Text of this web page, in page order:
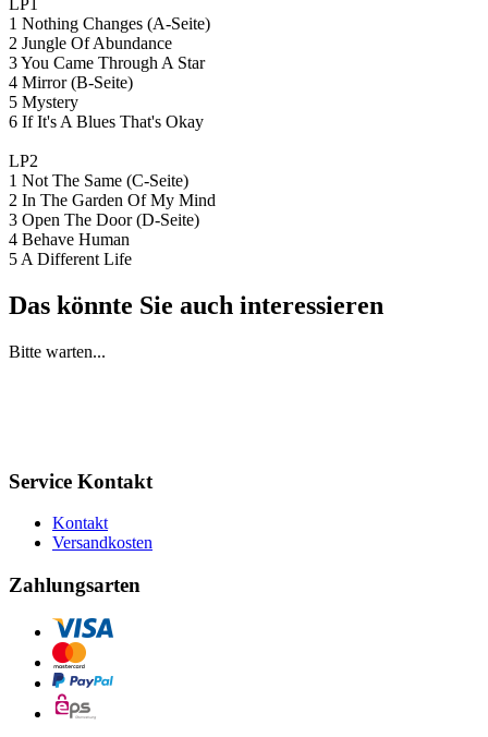
LP1
1 Nothing Changes (A-Seite)
2 Jungle Of Abundance
3 You Came Through A Star
4 Mirror (B-Seite)
5 Mystery
6 If It's A Blues That's Okay
LP2
1 Not The Same (C-Seite)
2 In The Garden Of My Mind
3 Open The Door (D-Seite)
4 Behave Human
5 A Different Life
Das könnte Sie auch interessieren
Bitte warten...
Service Kontakt
Kontakt
Versandkosten
Zahlungsarten